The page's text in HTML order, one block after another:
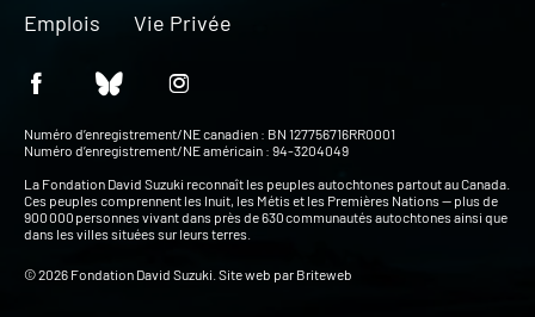
Emplois
Vie Privée
Numéro d’enregistrement/NE canadien : BN 127756716RR0001
Numéro d’enregistrement/NE américain : 94-3204049
La Fondation David Suzuki reconnaît les peuples autochtones partout au Canada.
Ces peuples comprennent les Inuit, les Métis et les Premières Nations — plus de
900 000 personnes vivant dans près de 630 communautés autochtones ainsi que
dans les villes situées sur leurs terres.
© 2026 Fondation David Suzuki. Site web par Briteweb